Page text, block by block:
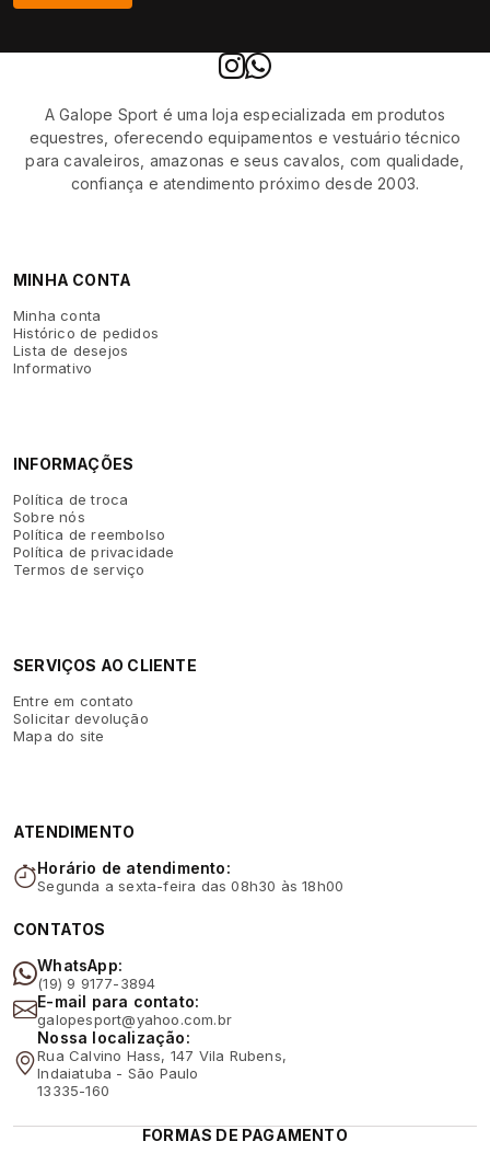
A Galope Sport é uma loja especializada em produtos
equestres, oferecendo equipamentos e vestuário técnico
para cavaleiros, amazonas e seus cavalos, com qualidade,
confiança e atendimento próximo desde 2003.
MINHA CONTA
Minha conta
Histórico de pedidos
Lista de desejos
Informativo
INFORMAÇÕES
Política de troca
Sobre nós
Política de reembolso
Política de privacidade
Termos de serviço
SERVIÇOS AO CLIENTE
Entre em contato
Solicitar devolução
Mapa do site
ATENDIMENTO
Horário de atendimento:
Segunda a sexta-feira das 08h30 às 18h00
CONTATOS
WhatsApp:
(19) 9 9177-3894
E-mail para contato:
galopesport@yahoo.com.br
Nossa localização:
Rua Calvino Hass, 147 Vila Rubens,
Indaiatuba - São Paulo
13335-160
FORMAS DE PAGAMENTO